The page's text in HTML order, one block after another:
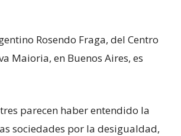
Rosendo Fraga, del Centro
Maioria, en Buenos Aires, es
parecen haber entendido la
sociedades por la desigualdad,